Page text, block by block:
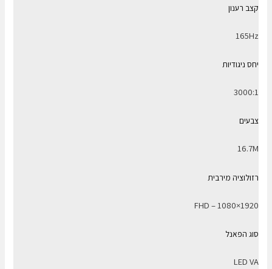
קצב רענון
165Hz
יחס ניגודיות
3000:1
צבעים
16.7M
רזולוציה מירבית
1920×1080 – FHD
סוג הפאנל
LED VA